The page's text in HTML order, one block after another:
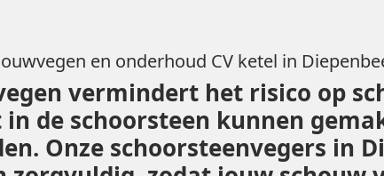
en onderhoud CV ketel in
vermindert het risico op
in de schoorsteen kunnen
Onze schoorsteenvegers in